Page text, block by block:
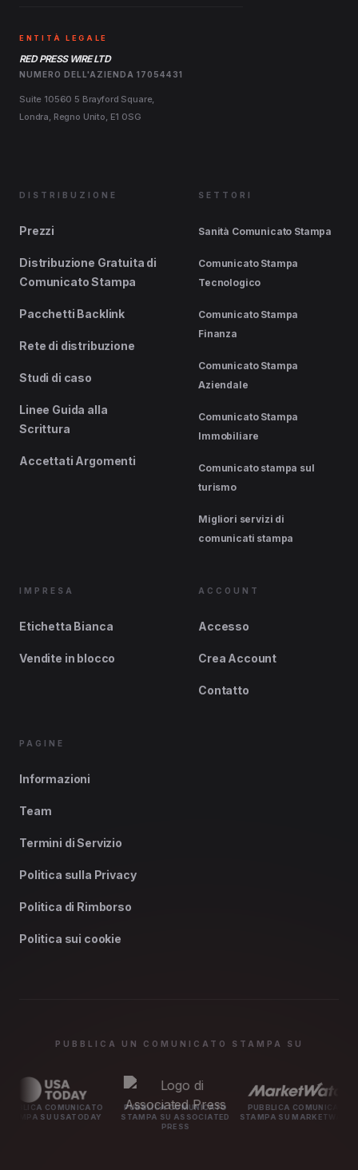
ENTITÀ LEGALE
RED PRESS WIRE LTD
NUMERO DELL'AZIENDA 17054431
Suite 10560 5 Brayford Square,
Londra, Regno Unito, E1 0SG
DISTRIBUZIONE
Prezzi
Distribuzione Gratuita di
Comunicato Stampa
Pacchetti Backlink
Rete di distribuzione
Studi di caso
Linee Guida alla
Scrittura
Accettati Argomenti
SETTORI
Sanità Comunicato Stampa
Comunicato Stampa
Tecnologico
Comunicato Stampa
Finanza
Comunicato Stampa
Aziendale
Comunicato Stampa
Immobiliare
Comunicato stampa sul
turismo
Migliori servizi di
comunicati stampa
IMPRESA
Etichetta Bianca
Vendite in blocco
ACCOUNT
Accesso
Crea Account
Contatto
PAGINE
Informazioni
Team
Termini di Servizio
Politica sulla Privacy
Politica di Rimborso
Politica sui cookie
PUBBLICA UN COMUNICATO STAMPA SU
PUBBLICA COMUNICATO
STAMPA SU ASSOCIATED
PUBBLICA COMUNICATO
STAMPA SU MARKETWATCH
PUBBLICA
STAMPA